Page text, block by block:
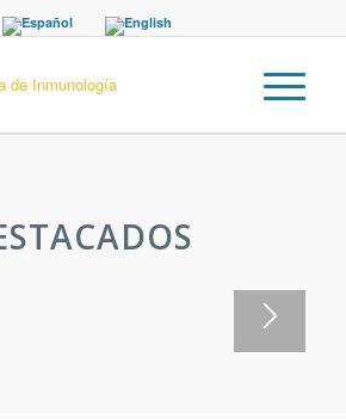
Argentina de Inmunología es
científica sin fines de lucro